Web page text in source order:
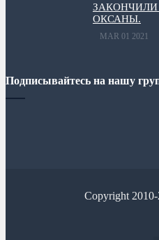
ОКСАНЫ.
MAR 01 2021
Подписывайтесь на нашу
Copyright